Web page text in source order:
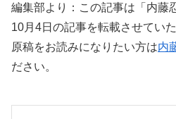
編集部より：この記事は「内藤
10月4日の記事を転載させてい
原稿をお読みになりたい方は内
ださい。